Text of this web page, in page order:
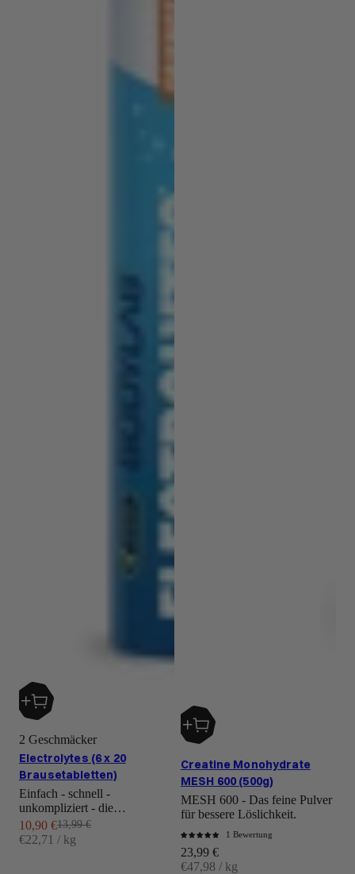
2 Geschmäcker
Electrolytes (6 x 20
Brausetabletten)
Einfach - schnell -
unkompliziert - die
Brausetablette mit Mehrwert.
Für Alltag, Sport und
unterwegs.
Angebot
10,90 €Regulärer Preis
13,99 €
€22,71 / kg
Creatine Monohydrate
MESH 600 (500g)
MESH 600 - Das feine Pulver
für bessere Löslichkeit.
1 Bewertung
Angebot
23,99 €
€47,98 / kg